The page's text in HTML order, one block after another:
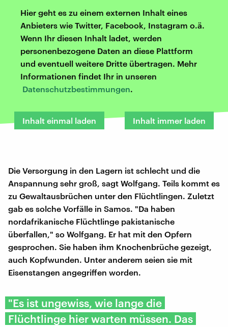
Hier geht es zu einem externen Inhalt eines
Anbieters wie Twitter, Facebook, Instagram o.ä.
Wenn Ihr diesen Inhalt ladet, werden
personenbezogene Daten an diese Plattform
und eventuell weitere Dritte übertragen. Mehr
Informationen findet Ihr in unseren
Datenschutzbestimmungen.
Inhalt einmal laden Inhalt immer laden
Die Versorgung in den Lagern ist schlecht und die
Anspannung sehr groß, sagt Wolfgang. Teils kommt es
zu Gewaltausbrüchen unter den Flüchtlingen. Zuletzt
gab es solche Vorfälle in Samos. "Da haben
nordafrikanische Flüchtlinge pakistanische
überfallen," so Wolfgang. Er hat mit den Opfern
gesprochen. Sie haben ihm Knochenbrüche gezeigt,
auch Kopfwunden. Unter anderem seien sie mit
Eisenstangen angegriffen worden.
"Es ist ungewiss, wie lange die
Flüchtlinge hier warten müssen. Das